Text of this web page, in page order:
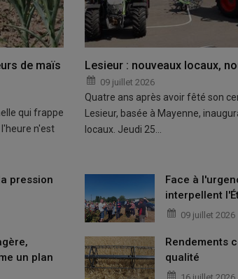
de maïs
qui frappe
n'est
Lesieur : nouveaux locaux,
09 juillet 2026
Quatre ans après avoir fêté son
Lesieur, basée à Mayenne,
locaux. Jeudi 25…
pression
Face à
interpellent
09 juillet 2026
un plan
Rendements
qualité